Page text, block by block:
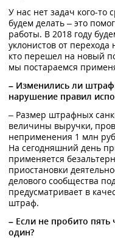
У нас нет задач кого-то
будем делать – это
работы. В 2018 году
уклонистов от
кто перешел на новый
мы постараемся
– Изменились ли
нарушение правил
– Размер штрафных
величины выручки,
неприменения 1 млн
На сегодняшний день
применяется
приостановки
делового сообщества
предусматривает в
штраф.
– Если не пробито
один?